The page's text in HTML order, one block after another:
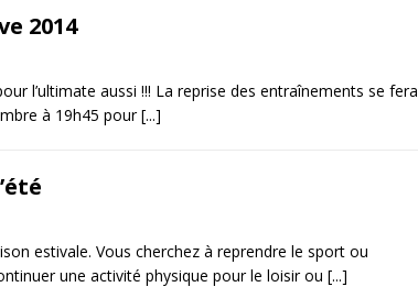
2014
l’ultimate aussi !!! La reprise des entraînements se fera
à 19h45 pour[...]
estivale. Vous cherchez à reprendre le sport ou
une activité physique pour le loisir ou [...]